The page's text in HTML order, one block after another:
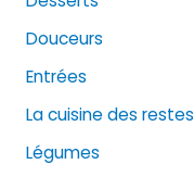
Douceurs
Entrées
La cuisine des restes
Légumes